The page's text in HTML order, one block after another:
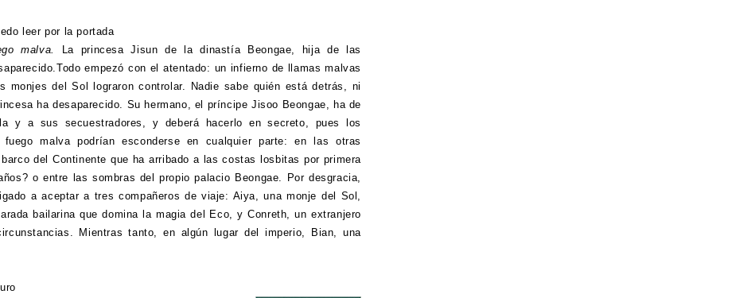
leer por la portada
malva.
La princesa Jisun de la dinastía Beongae, hija de las
empezó con el atentado: un infierno de llamas malvas
monjes del Sol lograron controlar. Nadie sabe quién está detrás, ni
ha desaparecido. Su hermano, el príncipe Jisoo Beongae, ha de
y a sus secuestradores, y deberá hacerlo en secreto, pues los
fuego malva podrían esconderse en cualquier parte: en las otras
del Continente que ha arribado a las costas losbitas por primera
o entre las sombras del propio palacio Beongae.
Por desgracia,
a aceptar a tres compañeros de viaje: Aiya, una monje del Sol,
bailarina que domina la magia del Eco, y Conreth, un extranjero
Mientras tanto, en algún lugar del imperio, Bian, una